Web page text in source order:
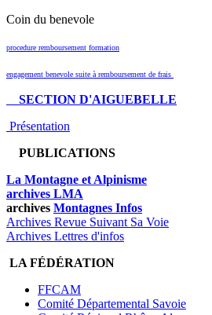
Coin du benevole
procedure remboursement formation
engagement benevole suite à remboursement de frais
SECTION D'AIGUEBELLE
Présentation
PUBLICATIONS
La Montagne et Alpinisme
archives LMA
archives Montagnes Infos
Archives Revue Suivant Sa Voie
Archives Lettres d'infos
LA FÉDÉRATION
FFCAM
Comité Départemental Savoie